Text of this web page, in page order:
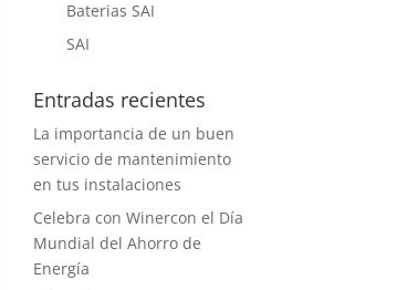
Baterias SAI
SAI
Entradas recientes
La importancia de un buen
servicio de mantenimiento
en tus instalaciones
Celebra con Winercon el Día
Mundial del Ahorro de
Energía